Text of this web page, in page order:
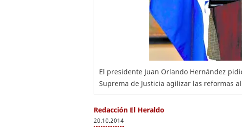
El presidente Juan Orlando Hernández
Suprema de Justicia agilizar las reformas
Redacción El Heraldo
20.10.2014